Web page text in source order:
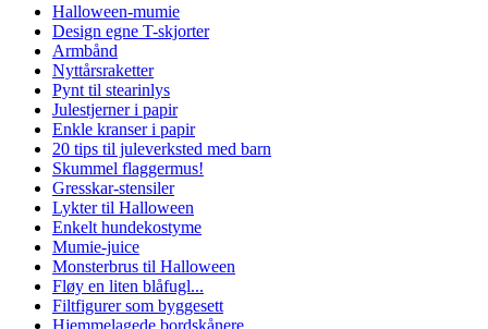
Halloween-mumie
Design egne T-skjorter
Armbånd
Nyttårsraketter
Pynt til stearinlys
Julestjerner i papir
Enkle kranser i papir
20 tips til juleverksted med barn
Skummel flaggermus!
Gresskar-stensiler
Lykter til Halloween
Enkelt hundekostyme
Mumie-juice
Monsterbrus til Halloween
Fløy en liten blåfugl...
Filtfigurer som byggesett
Hjemmelagede bordskånere